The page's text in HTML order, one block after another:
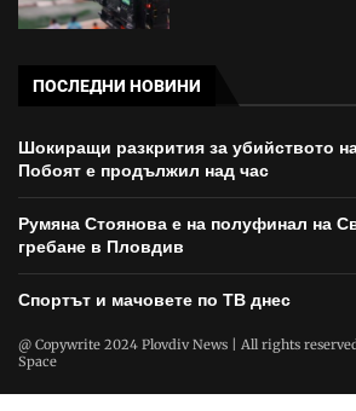
ПОСЛЕДНИ НОВИНИ
Шокиращи разкрития за убийството
Побоят е продължил над час
Румяна Стоянова е на полуфинал на
гребане в Пловдив
Спортът и мачовете по ТВ днес
@ Copywrite 2024 Plovdiv News | All rights
Space